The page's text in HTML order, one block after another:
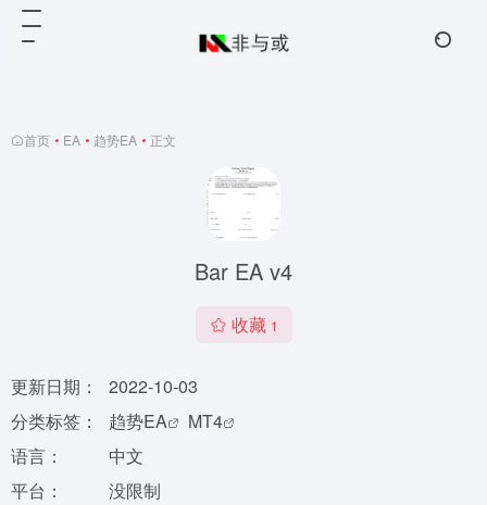
首页 • EA • 趋势EA • 正文
Bar EA v4
收藏 1
更新日期：
2022-10-03
分类标签：
趋势EA
MT4
语言：
中文
平台：
没限制